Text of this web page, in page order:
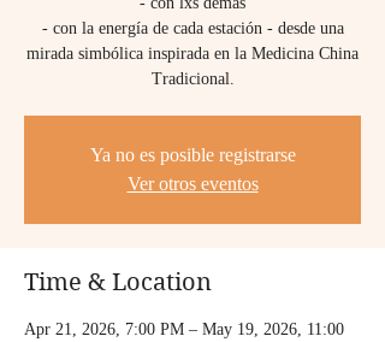
- con la energía de cada estación - desde una
mirada simbólica inspirada en la Medicina China
Tradicional.
Ya no es posible registrarse
Ver otros eventos
Time & Location
Apr 21, 2026, 7:00 PM – May 19, 2026, 11:00